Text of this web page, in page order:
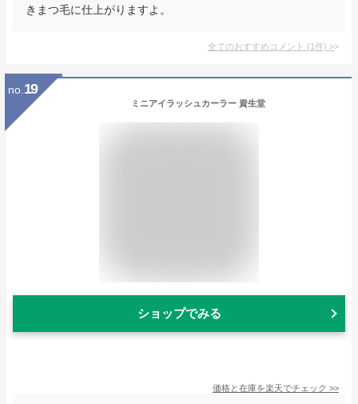
きまつ毛に仕上がりますよ。
全てのおすすめコメント (1件) >
no. 19
ミニアイラッシュカーラー 資生堂
ショップでみる
価格と在庫を楽天でチェック >>